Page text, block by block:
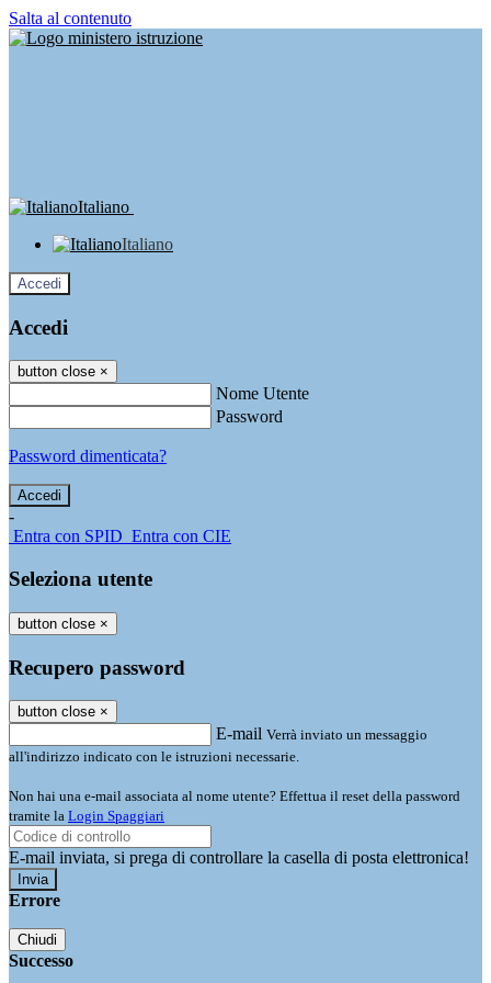
Salta al contenuto
Italiano
Italiano
Accedi
Accedi
button close ×
Nome Utente
Password
Password dimenticata?
-
Entra con SPID Entra con CIE
Seleziona utente
button close ×
Recupero password
button close ×
E-mail Verrà inviato un messaggio
all'indirizzo indicato con le istruzioni necessarie.
Non hai una e-mail associata al nome utente? Effettua il reset della password
tramite la Login Spaggiari
E-mail inviata, si prega di controllare la casella di posta elettronica!
Errore
Chiudi
Successo